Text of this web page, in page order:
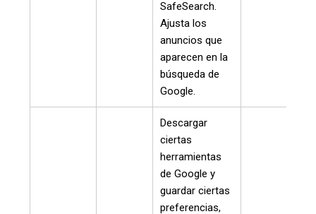
SafeSearch.
Ajusta los
anuncios que
aparecen en la
búsqueda de
Google.
Descargar
ciertas
herramientas
de Google y
guardar ciertas
preferencias,